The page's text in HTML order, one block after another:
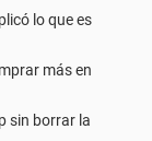
lo que es
más en
sin borrar la